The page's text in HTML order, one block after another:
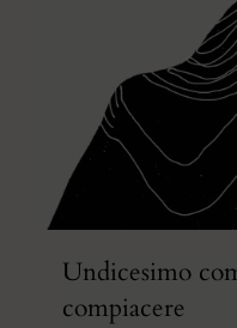
Undicesimo
compiacere